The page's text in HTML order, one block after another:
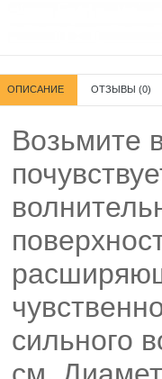
ОПИСАНИЕ ОТЗЫВЫ (0)
Возьмите
сильного